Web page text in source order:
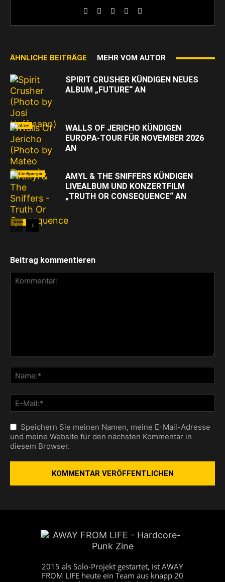
ÄHNLICHE BEITRÄGE MEHR VOM AUTOR
Hardcore
SPIRIT CRUSHER KÜNDIGEN NEUES
ALBUM „FUTURE“ AN
Ankündigungen
WALLS OF JERICHO KÜNDIGEN
EUROPA-TOUR FÜR NOVEMBER 2026
AN
News
AMYL & THE SNIFFERS KÜNDIGEN
LIVEALBUM UND KONZERTFILM
„TRUTH OR CONSEQUENCE“ AN
Beitrag kommentieren
Speichern Sie meinen Namen, meine E-Mail-Adresse
und meine Website für den nächsten Kommentar in
diesem Browser.
2015 als Solo-Projekt gestartet, ist AWAY
FROM LIFE heute ein Team aus knapp 20